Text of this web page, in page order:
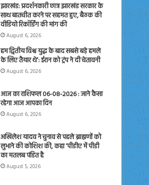
झारखंड: प्रदर्शनकारी छात्र झारखंड सरकार के
साथ बातचीत करने पर सहमत हुए, बैठक की
वीडियो रिकॉर्डिंग की मांग की
August 6, 2026
हम द्वितीय विश्व युद्ध के बाद सबसे बड़े हमले
के लिए तैयार थे’: ईरान को ट्रंप ने दी चेतावनी
August 6, 2026
आज का राशिफल 06-08-2026 : जाने कैसा
रहेगा आज आपका दिन
August 6, 2026
अखिलेश यादव ने चुनाव से पहले ब्राह्मणों को
लुभाने की कोशिश की, कहा ‘पीडीए में पीडी
का मतलब पंडित है
August 5, 2026